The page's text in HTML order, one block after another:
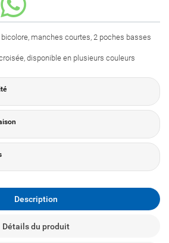
manches courtes, 2 poches basses
disponible en plusieurs couleurs
Description
Détails du produit